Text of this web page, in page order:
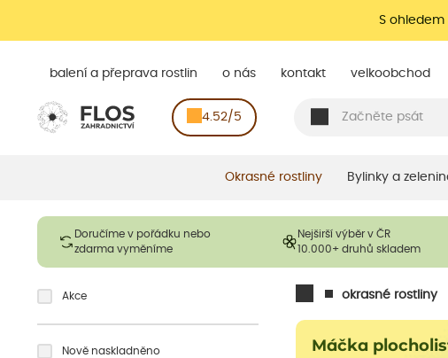
S
balení a přeprava rostlin o nás kontakt velkoobchod
4.52/5
Okrasné rostliny Bylinky a
Doručíme v pořádku nebo
zdarma vyměníme
Nejširší výběr v ČR
10.000+ druhů skladem
okrasné rostliny
Máčka
Akce
Nově naskladněno